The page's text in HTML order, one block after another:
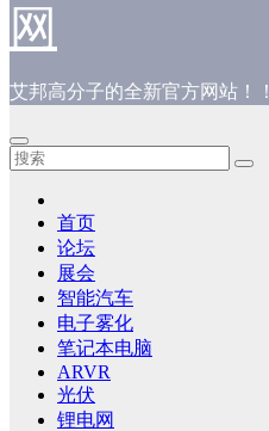
网
艾邦高分子的全新官方网站！！
首页
论坛
展会
智能汽车
电子雾化
笔记本电脑
ARVR
光伏
锂电网